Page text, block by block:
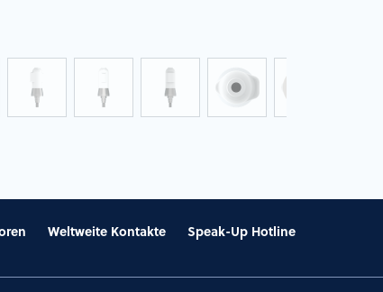
Weltweite Kontakte Speak-Up Hotline